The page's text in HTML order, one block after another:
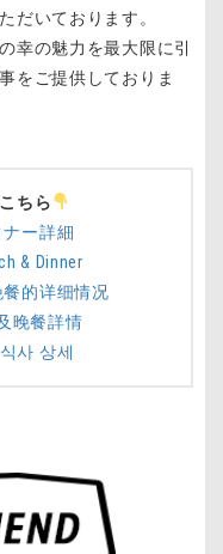
だいております。
幸の魅力を最大限に引
をご提供しておりま
ちら
ー詳細
& Dinner
的详细情况
晚餐詳情
사 상세